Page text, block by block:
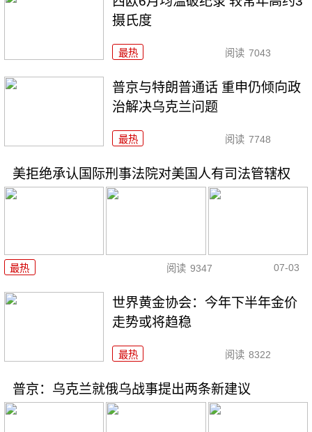
摄氏度
最热 阅读 7043
普京与特朗普通话 重申仍倾向政
治解决乌克兰问题
最热 阅读 7748
美拒绝承认国际刑事法院对美国人有司法管辖权
最热 阅读 9347 07-03
世界黄金协会：今年下半年金价
走势或将趋稳
最热 阅读 8322
普京：乌克兰就俄乌战事提出两条新建议